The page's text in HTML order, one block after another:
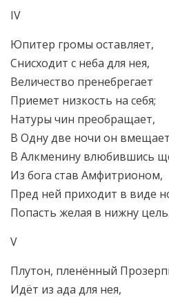
IV
Юпитер громы оставляет,
Снисходит с неба для нея,
Величество пренебрегает
Приемет низкость на себя;
Натуры чин преобращает,
В Одну две ночи он
В Алкменину влюбившись
Из бога став Амфитрионом,
Пред ней приходит в виде
Попасть желая в нижну цель.
V
Плутон, пленённый
Идёт из ада для нея,